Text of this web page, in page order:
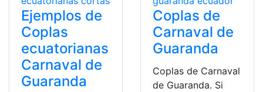
Ejemplos de
Coplas
ecuatorianas
Carnaval de
Guaranda
Coplas de
Carnaval de
Guaranda
Coplas de Carnaval
de Guaranda. Si